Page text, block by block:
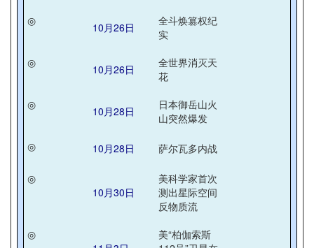
◎
10月26日
全斗焕篡权纪
实
◎
10月26日
全世界消灭天
花
◎
10月28日
日本御岳山火
山突然爆发
◎
10月28日 萨尔瓦多内战
◎
10月30日
美科学家首次
测出星际空间
反物质流
◎
美“柏伽索斯